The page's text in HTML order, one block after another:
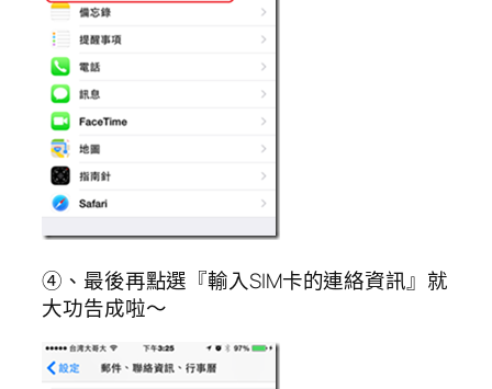
④、最後再點選『輸入SIM卡的連絡資訊』就
大功告成啦～